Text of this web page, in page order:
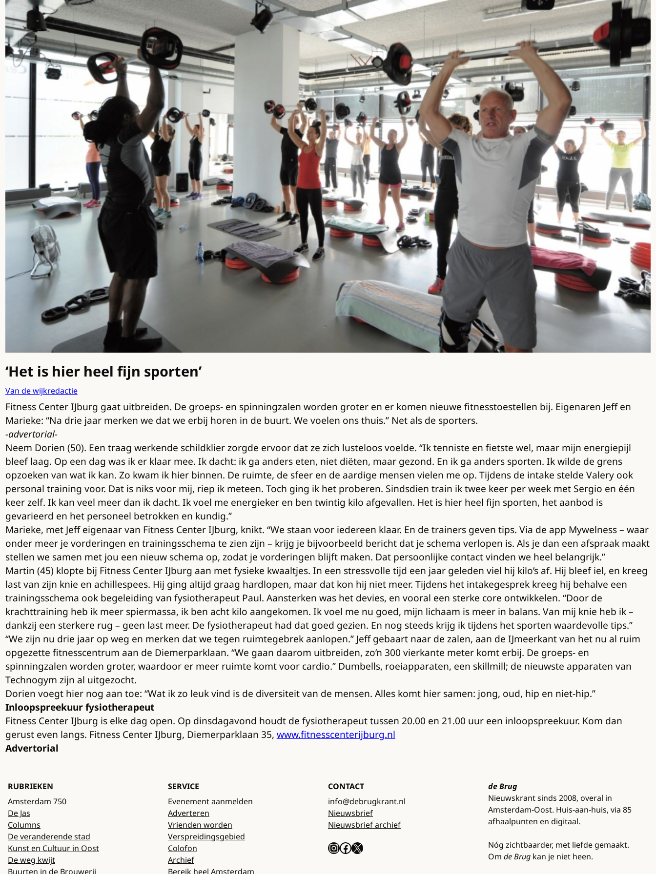
‘Het is hier heel fijn sporten’
Van de wijkredactie
Fitness Center IJburg gaat uitbreiden. De groeps- en spinningzalen worden groter en er komen nieuwe fitnesstoestellen bij. Eigenaren Jeff en
Marieke: “Na drie jaar merken we dat we erbij horen in de buurt. We voelen ons thuis.” Net als de sporters.
-advertorial-
Neem Dorien (50). Een traag werkende schildklier zorgde ervoor dat ze zich lusteloos voelde. “Ik tenniste en fietste wel, maar mijn energiepijl
bleef laag. Op een dag was ik er klaar mee. Ik dacht: ik ga anders eten, niet diëten, maar gezond. En ik ga anders sporten. Ik wilde de grens
opzoeken van wat ik kan. Zo kwam ik hier binnen. De ruimte, de sfeer en de aardige mensen vielen me op. Tijdens de intake stelde Valery ook
personal training voor. Dat is niks voor mij, riep ik meteen. Toch ging ik het proberen. Sindsdien train ik twee keer per week met Sergio en één
keer zelf. Ik kan veel meer dan ik dacht. Ik voel me energieker en ben twintig kilo afgevallen. Het is hier heel fijn sporten, het aanbod is
gevarieerd en het personeel betrokken en kundig.”
Marieke, met Jeff eigenaar van Fitness Center IJburg, knikt. “We staan voor iedereen klaar. En de trainers geven tips. Via de app Mywelness – waar
onder meer je vorderingen en trainingsschema te zien zijn – krijg je bijvoorbeeld bericht dat je schema verlopen is. Als je dan een afspraak maakt
stellen we samen met jou een nieuw schema op, zodat je vorderingen blijft maken. Dat persoonlijke contact vinden we heel belangrijk.”
Martin (45) klopte bij Fitness Center IJburg aan met fysieke kwaaltjes. In een stressvolle tijd een jaar geleden viel hij kilo’s af. Hij bleef iel, en kreeg
last van zijn knie en achillespees. Hij ging altijd graag hardlopen, maar dat kon hij niet meer. Tijdens het intakegesprek kreeg hij behalve een
trainingsschema ook begeleiding van fysiotherapeut Paul. Aansterken was het devies, en vooral een sterke core ontwikkelen. “Door de
krachttraining heb ik meer spiermassa, ik ben acht kilo aangekomen. Ik voel me nu goed, mijn lichaam is meer in balans. Van mij knie heb ik –
dankzij een sterkere rug – geen last meer. De fysiotherapeut had dat goed gezien. En nog steeds krijg ik tijdens het sporten waardevolle tips.”
“We zijn nu drie jaar op weg en merken dat we tegen ruimtegebrek aanlopen.” Jeff gebaart naar de zalen, aan de IJmeerkant van het nu al ruim
opgezette fitnesscentrum aan de Diemerparklaan. “We gaan daarom uitbreiden, zo’n 300 vierkante meter komt erbij. De groeps- en
spinningzalen worden groter, waardoor er meer ruimte komt voor cardio.” Dumbells, roeiapparaten, een skillmill; de nieuwste apparaten van
Technogym zijn al uitgezocht.
Dorien voegt hier nog aan toe: “Wat ik zo leuk vind is de diversiteit van de mensen. Alles komt hier samen: jong, oud, hip en niet-hip.”
Inloopspreekuur fysiotherapeut
Fitness Center IJburg is elke dag open. Op dinsdagavond houdt de fysiotherapeut tussen 20.00 en 21.00 uur een inloopspreekuur. Kom dan
gerust even langs. Fitness Center IJburg, Diemerparklaan 35, www.fitnesscenterijburg.nl
Advertorial
RUBRIEKEN
Amsterdam 750
De Jas
Columns
De veranderende stad
Kunst en Cultuur in Oost
De weg kwijt
Buurten in de Brouwerij
SERVICE
Evenement aanmelden
Adverteren
Vrienden worden
Verspreidingsgebied
Colofon
Archief
Bereik heel Amsterdam
CONTACT
info@debrugkrant.nl
Nieuwsbrief
Nieuwsbrief archief
InstagramFacebook X
de Brug
Nieuwskrant sinds 2008, overal in
Amsterdam-Oost. Huis-aan-huis, via 85
afhaalpunten en digitaal.
Nóg zichtbaarder, met liefde gemaakt.
Om de Brug kan je niet heen.